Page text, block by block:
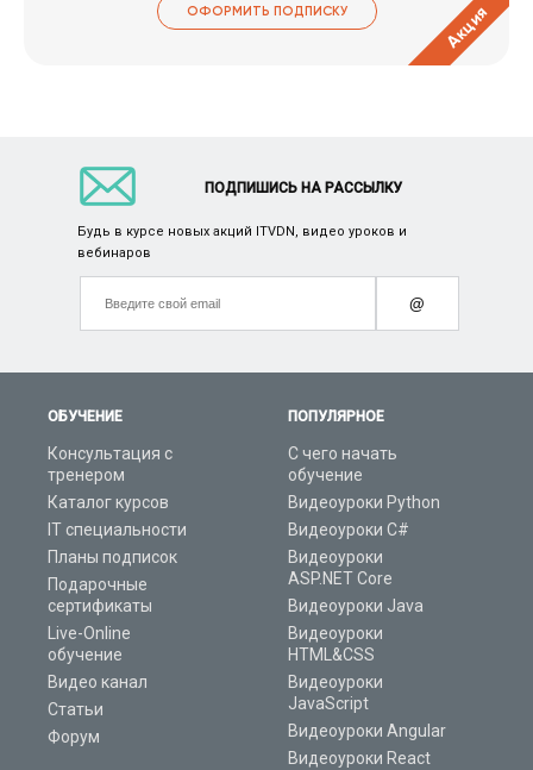
ОФОРМИТЬ ПОДПИСКУ Акция
ОБУЧЕНИЕ
Консультация с
тренером
Каталог курсов
IT специальности
Планы подписок
Подарочные
сертификаты
Live-Online
обучение
Видео канал
Статьи
Форум
ПОПУЛЯРНОЕ
С чего начать
обучение
Видеоуроки Python
Видеоуроки C#
Видеоуроки
ASP.NET Core
Видеоуроки Java
Видеоуроки
HTML&CSS
Видеоуроки
JavaScript
Видеоуроки Angular
Видеоуроки React
ПОДПИШИСЬ НА РАССЫЛКУ
Будь в курсе новых акций ITVDN, видео уроков и
вебинаров
@